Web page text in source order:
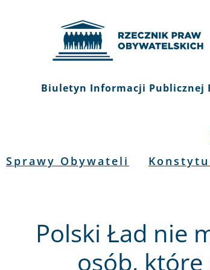
Biuletyn Informacji Publicznej
Sprawy Obywateli
Polski Ład nie
osób, które